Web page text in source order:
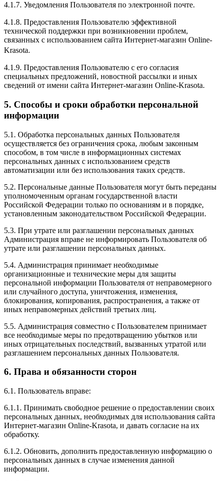
4.1.7. Уведомления Пользователя по электронной почте.
4.1.8. Предоставления Пользователю эффективной
технической поддержки при возникновении проблем,
связанных с использованием сайта Интернет-магазин Online-
Krasota.
4.1.9. Предоставления Пользователю с его согласия
специальных предложений, новостной рассылки и иных
сведений от имени сайта Интернет-магазин Online-Krasota.
5. Способы и сроки обработки персональной
информации
5.1. Обработка персональных данных Пользователя
осуществляется без ограничения срока, любым законным
способом, в том числе в информационных системах
персональных данных с использованием средств
автоматизации или без использования таких средств.
5.2. Персональные данные Пользователя могут быть переданы
уполномоченным органам государственной власти
Российской Федерации только по основаниям и в порядке,
установленным законодательством Российской Федерации.
5.3. При утрате или разглашении персональных данных
Администрация вправе не информировать Пользователя об
утрате или разглашении персональных данных.
5.4. Администрация принимает необходимые
организационные и технические меры для защиты
персональной информации Пользователя от неправомерного
или случайного доступа, уничтожения, изменения,
блокирования, копирования, распространения, а также от
иных неправомерных действий третьих лиц.
5.5. Администрация совместно с Пользователем принимает
все необходимые меры по предотвращению убытков или
иных отрицательных последствий, вызванных утратой или
разглашением персональных данных Пользователя.
6. Права и обязанности сторон
6.1. Пользователь вправе:
6.1.1. Принимать свободное решение о предоставлении своих
персональных данных, необходимых для использования сайта
Интернет-магазин Online-Krasota, и давать согласие на их
обработку.
6.1.2. Обновить, дополнить предоставленную информацию о
персональных данных в случае изменения данной
информации.